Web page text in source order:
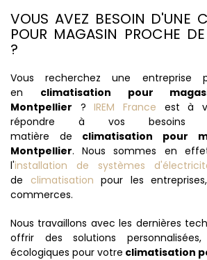
VOUS AVEZ BESOIN D'UNE
POUR MAGASIN PROCHE DE
?
Vous recherchez une entreprise
en climatisation pour
Montpellier ?IREM France est à
répondre à vos besoins
matière de climatisation pour
Montpellier. Nous sommes en
l'installation de systèmes
de climatisation pour les
commerces.
Nous travaillons avec les dernières
offrir des solutions
écologiques pour votre climatisation